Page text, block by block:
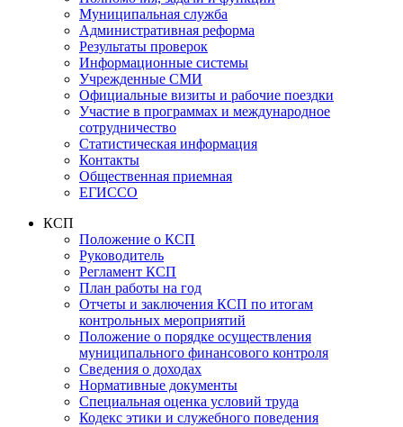
Муниципальная служба
Административная реформа
Результаты проверок
Информационные системы
Учрежденные СМИ
Официальные визиты и рабочие поездки
Участие в программах и международное
сотрудничество
Статистическая информация
Контакты
Общественная приемная
ЕГИССО
КСП
Положение о КСП
Руководитель
Регламент КСП
План работы на год
Отчеты и заключения КСП по итогам
контрольных мероприятий
Положение о порядке осуществления
муниципального финансового контроля
Сведения о доходах
Нормативные документы
Специальная оценка условий труда
Кодекс этики и служебного поведения